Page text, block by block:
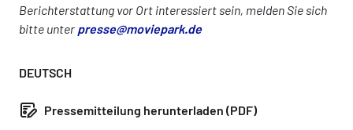
Berichterstattung vor Ort interessiert sein, melden Sie sich
bitte unter presse@moviepark.de
DEUTSCH
Pressemitteilung herunterladen (PDF)